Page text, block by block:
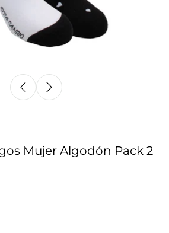
Mujer Algodón Pack 2